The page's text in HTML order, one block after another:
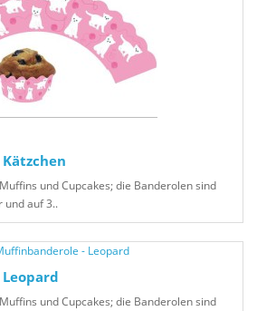
und Cupcakes; die Banderolen sind
und auf 3..
und Cupcakes; die Banderolen sind